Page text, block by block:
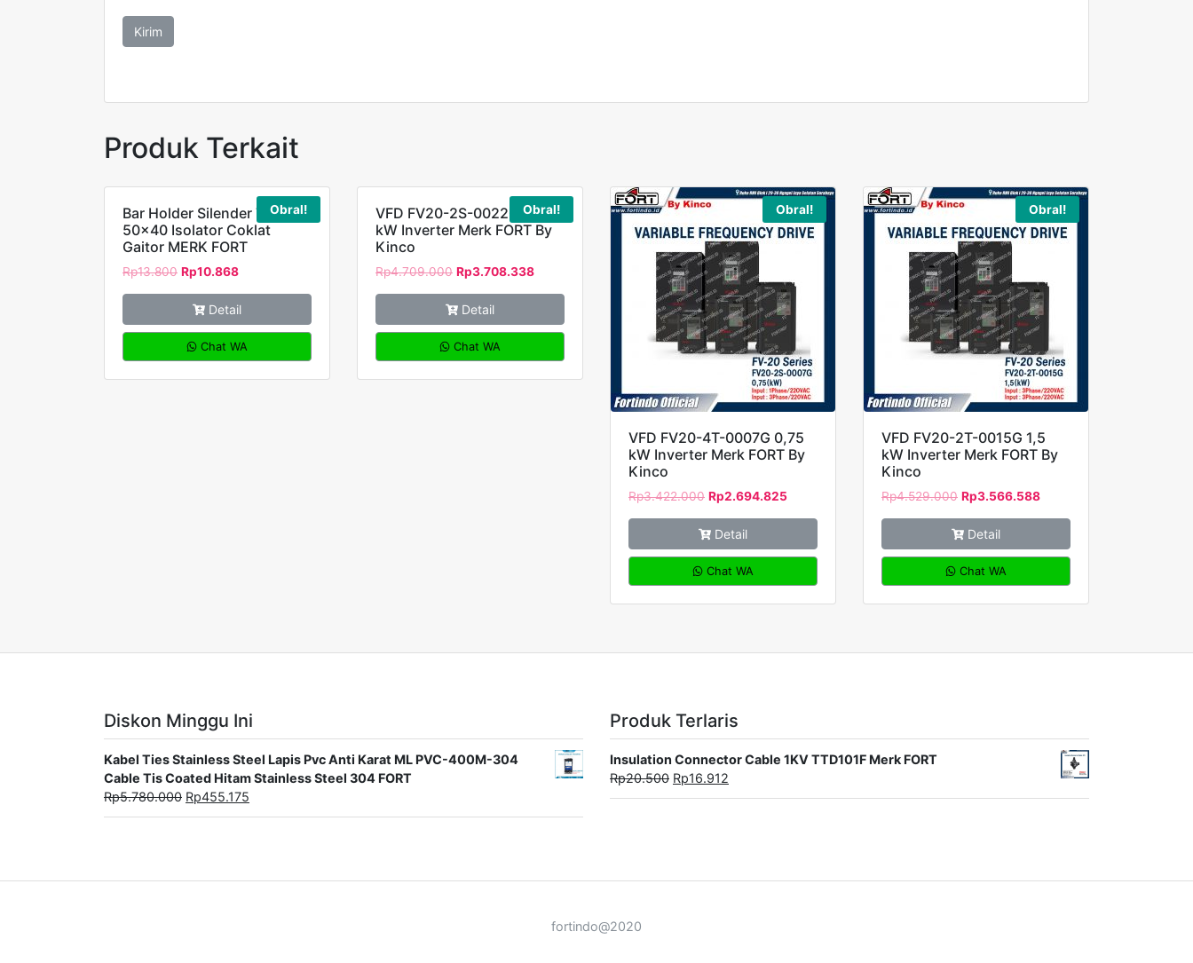
Produk Terkait
Obral!
Bar Holder Silender Type
50×40 Isolator Coklat
Gaitor MERK FORT
Rp13.800 Rp10.868
Detail
Chat WA
Obral!
VFD FV20-2S-0022G 2,2
kW Inverter Merk FORT By
Kinco
Rp4.709.000 Rp3.708.338
Detail
Chat WA
Obral!
VFD FV20-4T-0007G 0,75
kW Inverter Merk FORT By
Kinco
Rp3.422.000 Rp2.694.825
Detail
Chat WA
Obral!
VFD FV20-2T-0015G 1,5
kW Inverter Merk FORT By
Kinco
Rp4.529.000 Rp3.566.588
Detail
Chat WA
Diskon Minggu Ini
Kabel Ties Stainless Steel Lapis Pvc Anti Karat ML PVC-400M-304
Cable Tis Coated Hitam Stainless Steel 304 FORT
Rp5.780.000 Rp455.175
Produk Terlaris
Insulation Connector Cable 1KV TTD101F Merk FORT
Rp20.500 Rp16.912
fortindo@2020